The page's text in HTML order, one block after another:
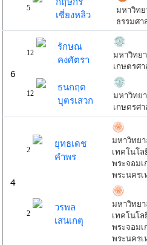
5
เซี่ยงหลิว
มหาวิทย
ธรรมศา
6
12
รักษณ
คงศัตรา
มหาวิทย
เกษตรศ
12
ธนกฤต
บุตรเสวก
มหาวิทย
เกษตรศ
4
2
ยุทธเดช
คำพร
มหาวิทยา
เทคโนโล
พระจอมเ
พระนครเ
2
วรพล
เสนเกตุ
มหาวิทยา
เทคโนโล
พระจอมเ
พระนครเ